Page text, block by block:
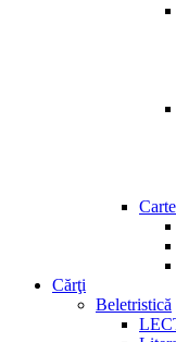
Cărţi
Beletristică